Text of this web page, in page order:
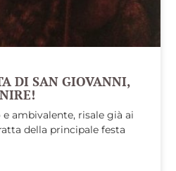
DI SAN GIOVANNI,
ambivalente, risale già ai
della principale festa